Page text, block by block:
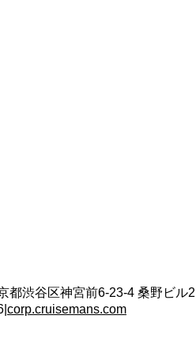
都渋谷区神宮前6-23-4 桑野ビル2
corp.cruisemans.com